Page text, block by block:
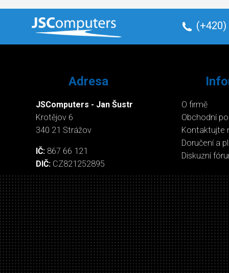
(+420)
Adresa
JSComputers - Jan Šustr
Krotějov 6
340 21 Strážov
IČ: 867 66 121
DIČ: CZ821252895
O firmě
Obchodní
Kontaktujte
Doručení a
Diskuzní